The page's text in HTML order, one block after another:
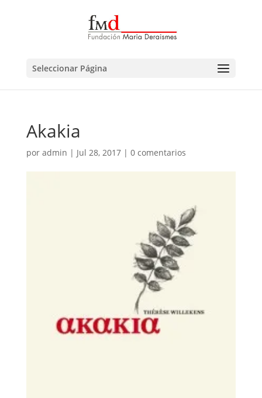
Seleccionar Página
Akakia
por admin | Jul 28, 2017| 0 comentarios